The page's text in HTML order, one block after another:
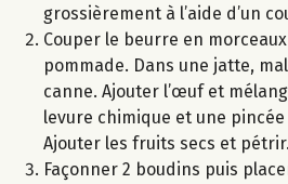
grossièrement à l’aide d’un
Couper le beurre en
pommade. Dans une jatte,
canne. Ajouter l’œuf et
levure chimique et une
Ajouter les fruits secs et pétrir.
Façonner 2 boudins puis